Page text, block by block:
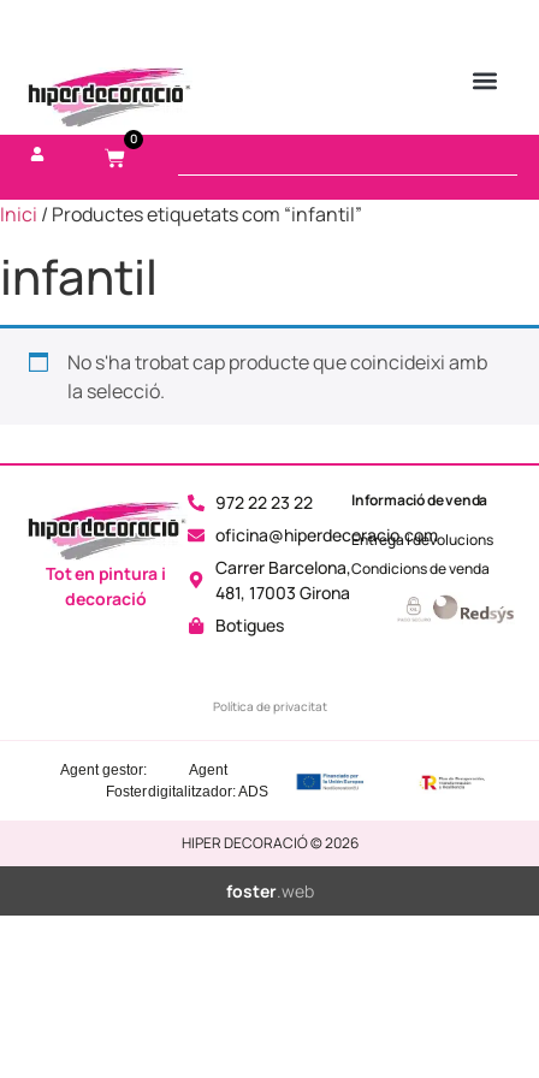
0
Inici / Productes etiquetats com “infantil”
infantil
No s'ha trobat cap producte que coincideixi amb
la selecció.
972 22 23 22
oficina@hiperdecoracio.com
Carrer Barcelona,
481, 17003 Girona
Botigues
Política de privacitat
Tot en pintura i
decoració
Informació de venda
Entrega i devolucions
Condicions de venda
Agent
digitalitzador: ADS
Agent gestor:
Foster
HIPER DECORACIÓ © 2026
foster.web